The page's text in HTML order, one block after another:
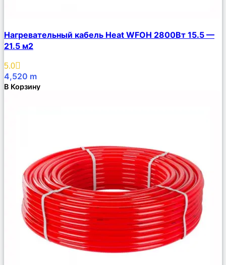
Описание
Избранное
Нагревательный кабель Heat WFOH 2800Вт 15.5 —
21.5 м2
5.0
4,520 m
В Корзину